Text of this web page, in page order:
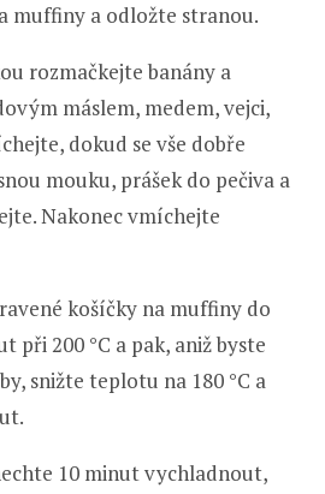
muffiny a odložte stranou.
rozmačkejte banány a
máslem, medem, vejci,
dokud se vše dobře
mouku, prášek do pečiva a
Nakonec vmíchejte
košíčky na muffiny do
při 200 °C a pak, aniž byste
snižte teplotu na 180 °C a
10 minut vychladnout,